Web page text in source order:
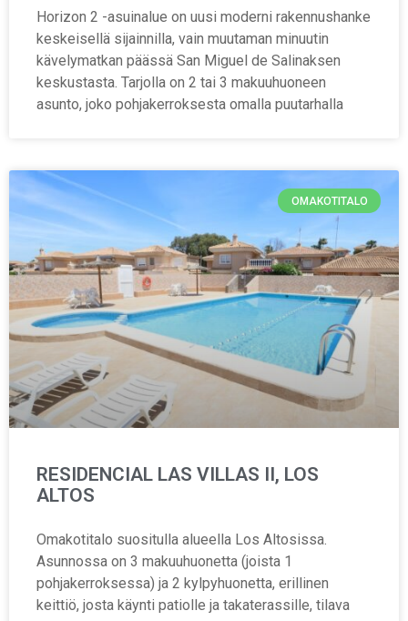
Horizon 2 -asuinalue on uusi moderni rakennushanke
keskeisellä sijainnilla, vain muutaman minuutin
kävelymatkan päässä San Miguel de Salinaksen
keskustasta. Tarjolla on 2 tai 3 makuuhuoneen
asunto, joko pohjakerroksesta omalla puutarhalla
OMAKOTITALO
RESIDENCIAL LAS VILLAS II, LOS
ALTOS
Omakotitalo suositulla alueella Los Altosissa.
Asunnossa on 3 makuuhuonetta (joista 1
pohjakerroksessa) ja 2 kylpyhuonetta, erillinen
keittiö, josta käynti patiolle ja takaterassille, tilava